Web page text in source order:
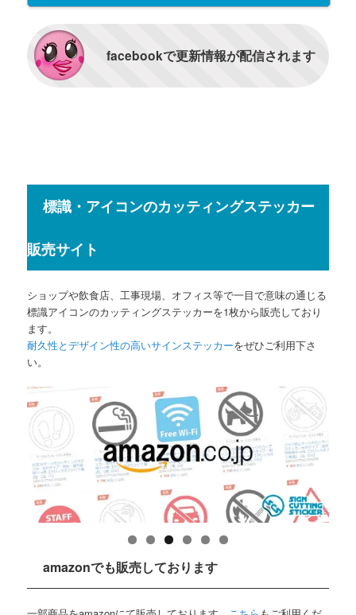
facebookで更新情報が配信されます
標識・アイコンのカッティングステッカー
販売サイト
ショップや飲食店、工事現場、オフィス等で一目で意味の通じる
標識アイコンのカッティングステッカーを1枚から販売しており
ます。
耐久性とデザイン性の高いサインステッカーをぜひご利用下さ
い。
amazonでも販売しております